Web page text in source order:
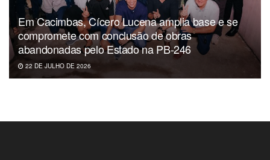
Em Cacimbas, Cícero Lucena amplia base e se
compromete com conclusão de obras
abandonadas pelo Estado na PB-246
22 DE JULHO DE 2026